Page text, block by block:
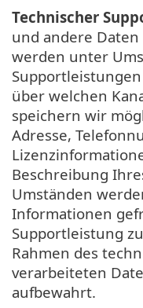
Technischer
und andere
werden unter
über welchen
speichern wir
Adresse,
Beschreibung
Umständen
Informationen
Supportleistung
Rahmen des
verarbeiteten
aufbewahrt.